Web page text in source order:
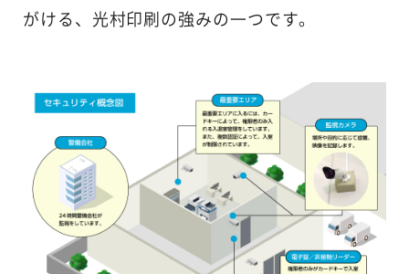
がける、光村印刷の強みの⼀つです。